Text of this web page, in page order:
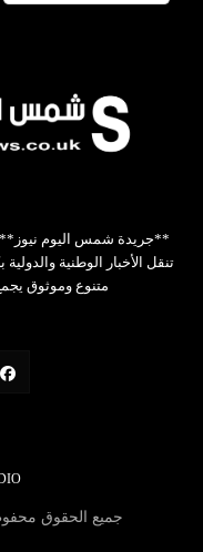
**جريدة شمس اليوم نيوز**:
تنقل الأخبار الوطنية
متنوع وموثوق
جميع الحقوق